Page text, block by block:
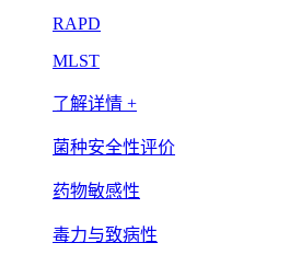
RAPD
MLST
了解详情 +
菌种安全性评价
药物敏感性
毒力与致病性